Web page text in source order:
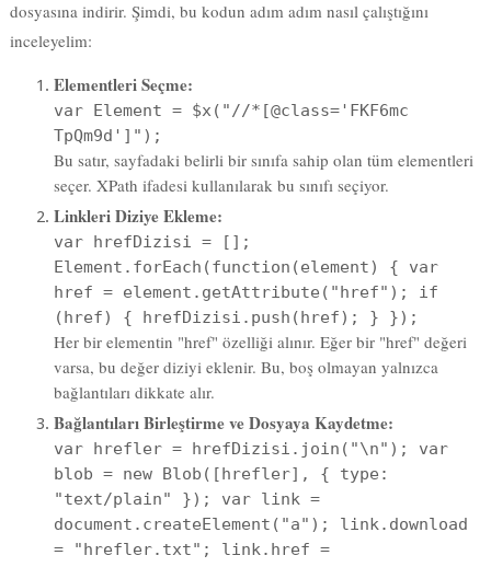
Elementleri Seçme:
var Element = $x("//*[@class='FKF6mc
Bu satır, sayfadaki belirli bir sınıfa sahip olan tüm elementleri
seçer. XPath ifadesi kullanılarak bu sınıfı seçiyor.
Linkleri Diziye Ekleme:
var hrefDizisi = [];
Element.forEach(function(element) { var
href = element.getAttribute("href"); if
(href) { hrefDizisi.push(href); } });
Her bir elementin "href" özelliği alınır. Eğer bir "href" değeri
varsa, bu değer diziyi eklenir. Bu, boş olmayan yalnızca
bağlantıları dikkate alır.
Bağlantıları Birleştirme ve Dosyaya Kaydetme:
var hrefler = hrefDizisi.join("\n"); var
blob = new Blob([hrefler], { type:
"text/plain" }); var link =
document.createElement("a"); link.download
= "hrefler.txt"; link.href =
URL.createObjectURL(blob); link.click();
Dizideki tüm bağlantılar yeni satırla birleştirilir, sonra bu
bağlantılar bir metin dosyasına indirilir. Oluşturulan dosya